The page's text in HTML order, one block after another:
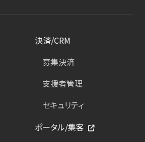
決済/CRM
募集決済
支援者管理
セキュリティ
ポータル/集客